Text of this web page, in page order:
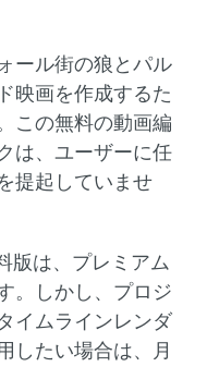
ール街の狼とパル
映画を作成するた
この無料の動画編
は、ユーザーに任
提起していませ
版は、プレミアム
。しかし、プロジ
イムラインレンダ
したい場合は、月